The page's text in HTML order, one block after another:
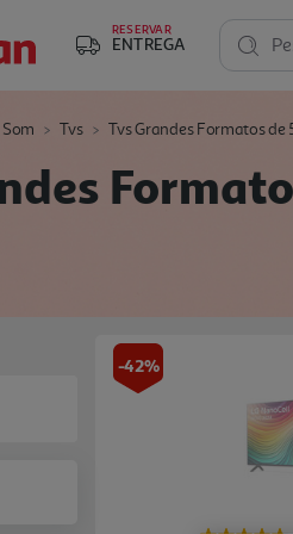
RESERVAR
ENTREGA
Som Tvs Tvs Grandes Formatos de
-42%